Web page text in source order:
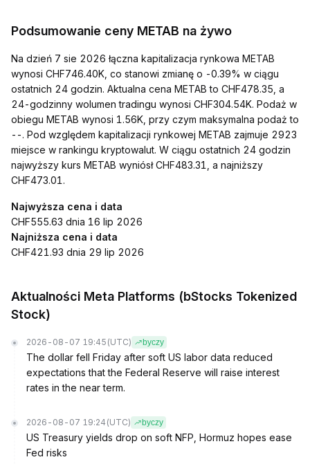
Podsumowanie ceny METAB na żywo
Na dzień 7 sie 2026 łączna kapitalizacja rynkowa METAB
wynosi CHF746.40K, co stanowi zmianę o -0.39% w ciągu
ostatnich 24 godzin. Aktualna cena METAB to CHF478.35, a
24-godzinny wolumen tradingu wynosi CHF304.54K. Podaż w
obiegu METAB wynosi 1.56K, przy czym maksymalna podaż to
--. Pod względem kapitalizacji rynkowej METAB zajmuje 2923
miejsce w rankingu kryptowalut. W ciągu ostatnich 24 godzin
najwyższy kurs METAB wyniósł CHF483.31, a najniższy
CHF473.01.
Najwyższa cena i data
CHF555.63 dnia 16 lip 2026
Najniższa cena i data
CHF421.93 dnia 29 lip 2026
Aktualności Meta Platforms (bStocks Tokenized
Stock)
2026-08-07 19:45 (UTC) byczy
The dollar fell Friday after soft US labor data reduced
expectations that the Federal Reserve will raise interest
rates in the near term.
2026-08-07 19:24 (UTC) byczy
US Treasury yields drop on soft NFP, Hormuz hopes ease
Fed risks